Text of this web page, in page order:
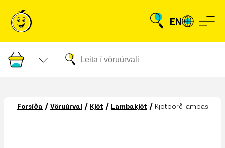
EN
Forsíða / Vöruúrval / Kjöt / Lambakjöt / Kjötborð